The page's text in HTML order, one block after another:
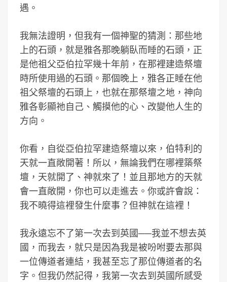
遇。
我無法證明，但我有一個神聖的猜測：那些地
上的石頭，就是雅各那晚躺臥而睡的石頭，正
是他祖父亞伯拉罕幾十年前，在那裡建造祭壇
時所使用過的石頭。那個晚上，雅各正睡在他
祖父祭壇的石頭上，也就在那祭壇之地，神向
雅各彰顯祂自己、觸摸他的心、改變他人生的
方向。
你看，自從亞伯拉罕建造祭壇以來，伯特利的
天就一直敞開著！所以，無論我們在哪裡築祭
壇，天就開了、神就來了！並且那地方的天就
會一直敞開，你也可以走進去。你或許會說：
我不曉得這裡發生什麼事？但神就在這裡！
我永遠忘不了第一次去到英國──我並不想去英
國，而我去，就只是因為我是被吩咐要去那與
一位傳道者連結，我甚至忘了那位傳道者的名
字。但我仍然記得，我第一次去到英國所感受